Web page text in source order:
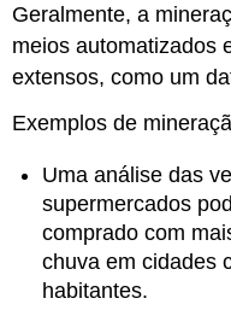
Geralmente, a
meios automatizados
extensos, como um
Exemplos de
Uma análise das
supermercados
comprado com
chuva em cidades
habitantes.